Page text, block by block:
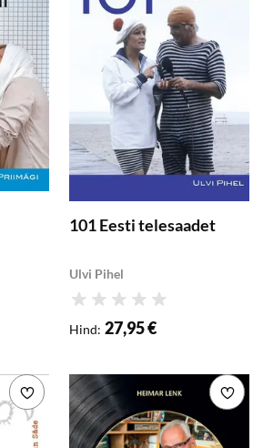
101 Eesti telesaadet
Ulvi Pihel
Hinnang
Hind: 27,95 €
Lisa soovikorvi